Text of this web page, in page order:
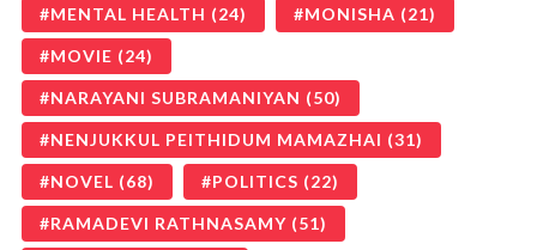
MENTAL HEALTH (24) MONISHA (21)
MOVIE (24)
NARAYANI SUBRAMANIYAN (50)
NENJUKKUL PEITHIDUM MAMAZHAI (31)
NOVEL (68) POLITICS (22)
RAMADEVI RATHNASAMY (51)